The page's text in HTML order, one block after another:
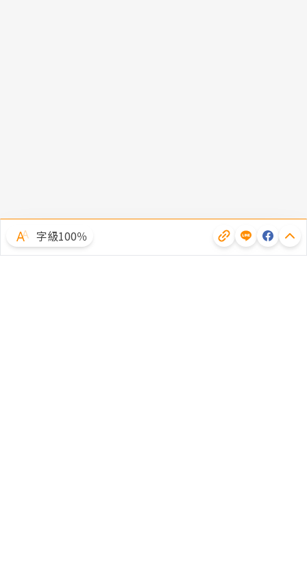
字級100％